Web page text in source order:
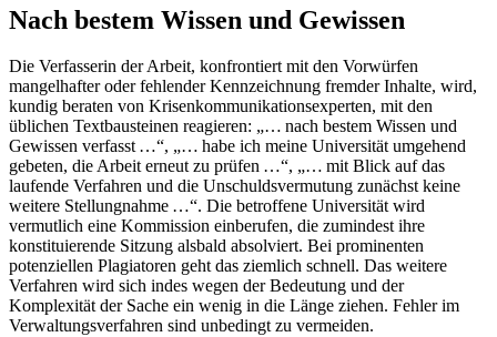
Nach bestem Wissen und Gewissen
Die Verfasserin der Arbeit, konfrontiert mit den Vorwürfen
mangelhafter oder fehlender Kennzeichnung fremder Inhalte, wird,
kundig beraten von Krisenkommunikationsexperten, mit den
üblichen Textbausteinen reagieren: „… nach bestem Wissen und
Gewissen verfasst …“, „… habe ich meine Universität umgehend
gebeten, die Arbeit erneut zu prüfen …“, „… mit Blick auf das
laufende Verfahren und die Unschuldsvermutung zunächst keine
weitere Stellungnahme …“. Die betroffene Universität wird
vermutlich eine Kommission einberufen, die zumindest ihre
konstituierende Sitzung alsbald absolviert. Bei prominenten
potenziellen Plagia­toren geht das ziemlich schnell. Das weitere
Verfahren wird sich indes wegen der Bedeutung und der
Komplexität der Sache ein wenig in die Länge ziehen. Fehler im
Verwaltungsverfahren sind unbedingt zu vermeiden.